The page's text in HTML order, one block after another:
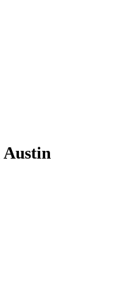
Austin